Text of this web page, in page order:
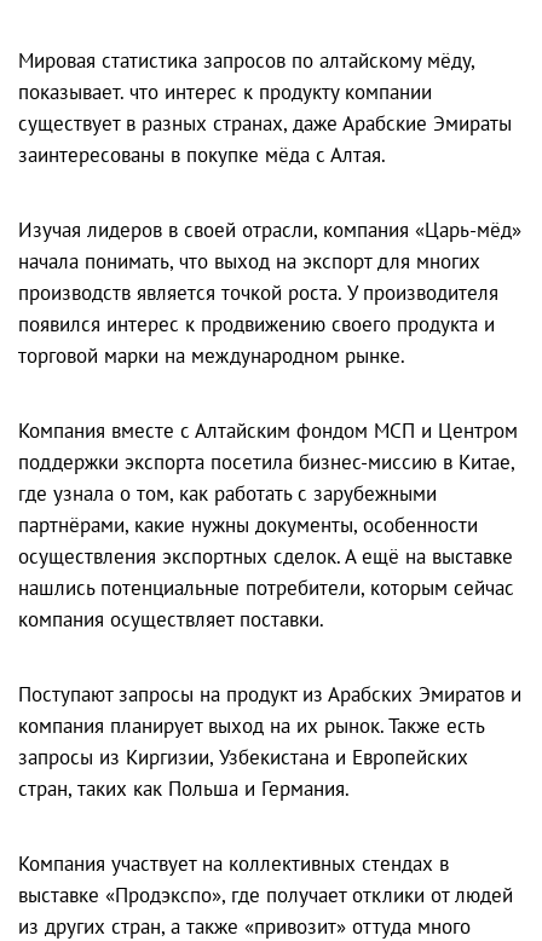
Мировая статистика запросов по алтайскому мёду,
показывает. что интерес к продукту компании
существует в разных странах, даже Арабские Эмираты
заинтересованы в покупке мёда с Алтая.
Изучая лидеров в своей отрасли, компания «Царь-мёд»
начала понимать, что выход на экспорт для многих
производств является точкой роста. У производителя
появился интерес к продвижению своего продукта и
торговой марки на международном рынке.
Компания вместе с Алтайским фондом МСП и Центром
поддержки экспорта посетила бизнес-миссию в Китае,
где узнала о том, как работать с зарубежными
партнёрами, какие нужны документы, особенности
осуществления экспортных сделок. А ещё на выставке
нашлись потенциальные потребители, которым сейчас
компания осуществляет поставки.
Поступают запросы на продукт из Арабских Эмиратов и
компания планирует выход на их рынок. Также есть
запросы из Киргизии, Узбекистана и Европейских
стран, таких как Польша и Германия.
Компания участвует на коллективных стендах в
выставке «Продэкспо», где получает отклики от людей
из других стран, а также «привозит» оттуда много